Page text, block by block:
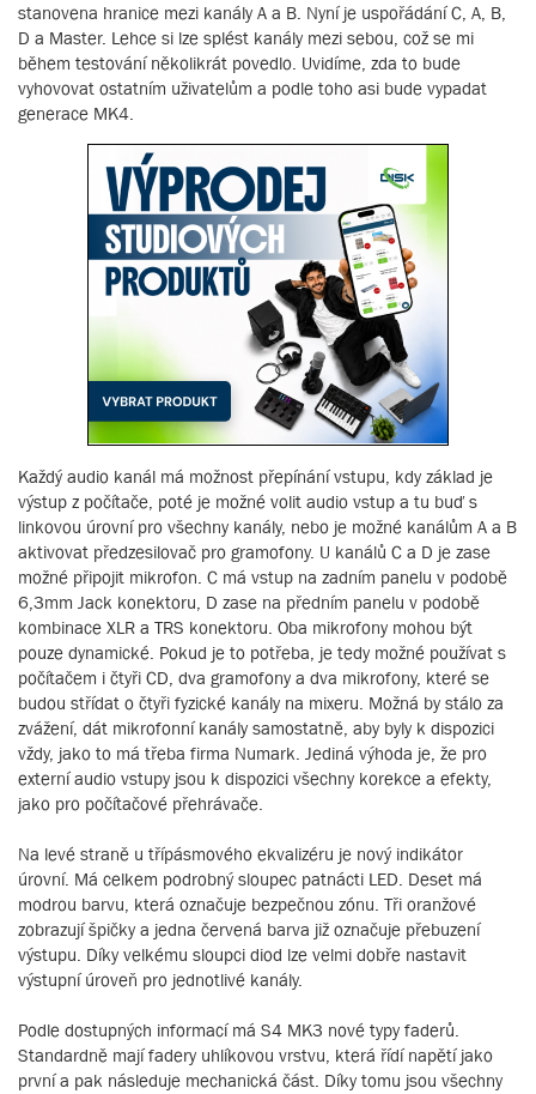
stanovena hranice mezi kanály A a B. Nyní je uspořádání C, A, B,
D a Master. Lehce si lze splést kanály mezi sebou, což se mi
během testování několikrát povedlo. Uvidíme, zda to bude
vyhovovat ostatním uživatelům a podle toho asi bude vypadat
generace MK4.
Každý audio kanál má možnost přepínání vstupu, kdy základ je
výstup z počítače, poté je možné volit audio vstup a tu buď s
linkovou úrovní pro všechny kanály, nebo je možné kanálům A a B
aktivovat předzesilovač pro gramofony. U kanálů C a D je zase
možné připojit mikrofon. C má vstup na zadním panelu v podobě
6,3mm Jack konektoru, D zase na předním panelu v podobě
kombinace XLR a TRS konektoru. Oba mikrofony mohou být
pouze dynamické. Pokud je to potřeba, je tedy možné používat s
počítačem i čtyři CD, dva gramofony a dva mikrofony, které se
budou střídat o čtyři fyzické kanály na mixeru. Možná by stálo za
zvážení, dát mikrofonní kanály samostatně, aby byly k dispozici
vždy, jako to má třeba firma Numark. Jediná výhoda je, že pro
externí audio vstupy jsou k dispozici všechny korekce a efekty,
jako pro počítačové přehrávače.
Na levé straně u třípásmového ekvalizéru je nový indikátor
úrovní. Má celkem podrobný sloupec patnácti LED. Deset má
modrou barvu, která označuje bezpečnou zónu. Tři oranžové
zobrazují špičky a jedna červená barva již označuje přebuzení
výstupu. Díky velkému sloupci diod lze velmi dobře nastavit
výstupní úroveň pro jednotlivé kanály.
Podle dostupných informací má S4 MK3 nové typy faderů.
Standardně mají fadery uhlíkovou vrstvu, která řídí napětí jako
první a pak následuje mechanická část. Díky tomu jsou všechny